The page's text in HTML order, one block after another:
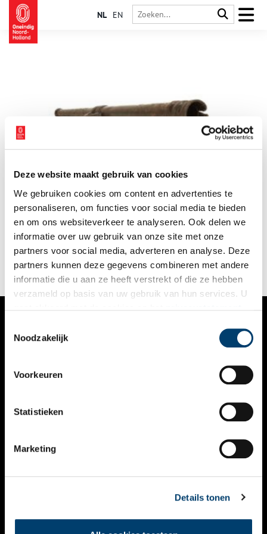
Deze website maakt gebruik van cookies
We gebruiken cookies om content en advertenties te
personaliseren, om functies voor social media te bieden
en om ons websiteverkeer te analyseren. Ook delen we
informatie over uw gebruik van onze site met onze
partners voor social media, adverteren en analyse. Deze
partners kunnen deze gegevens combineren met andere
informatie die u aan ze heeft verstrekt of die ze hebben
verzameld op basis van uw gebruik van hun services. U
Noodzakelijk
Voorkeuren
Statistieken
Marketing
Details tonen
NL EN
Voor de vondst van vandaag, dook Maartje in de kast met
vondsten van de verdwenen kastelen in Oudorp. Deze
eeuwenoude signaalhoorn werd gevonden in de gracht bij de
muren van de voorburcht van kasteel De Nieuwburg.
2 min
VERHALEN
KALENDER
THEMA’S
VIDEO’S
CONTACT